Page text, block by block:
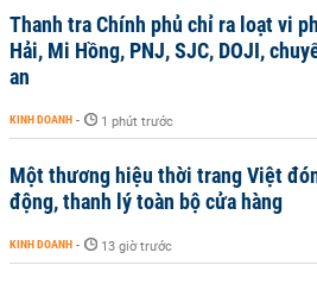
Thanh tra Chính phủ chỉ ra loạt vi
Hải, Mi Hồng, PNJ, SJC, DOJI,
an
KINH DOANH - 1 phút trước
Một thương hiệu thời trang Việt
động, thanh lý toàn bộ cửa hàng
KINH DOANH - 13 giờ trước